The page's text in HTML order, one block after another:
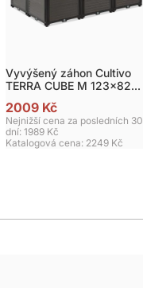
Vyvýšený záhon Cultivo
TERRA CUBE M 123x82
2009 Kč
Nejnižší cena za posledních 30
dní: 1989 Kč
Katalogová cena: 2249 Kč